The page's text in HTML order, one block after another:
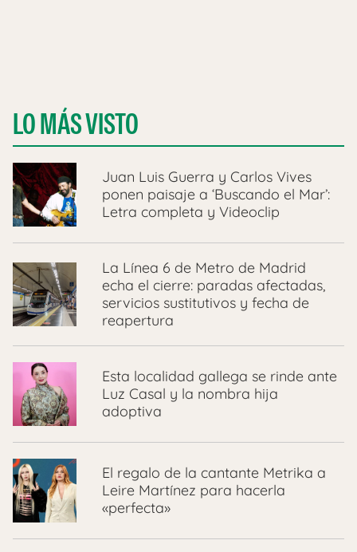
LO MÁS VISTO
Juan Luis Guerra y Carlos Vives
ponen paisaje a ‘Buscando el Mar’:
Letra completa y Videoclip
La Línea 6 de Metro de Madrid
echa el cierre: paradas afectadas,
servicios sustitutivos y fecha de
reapertura
Esta localidad gallega se rinde ante
Luz Casal y la nombra hija
adoptiva
El regalo de la cantante Metrika a
Leire Martínez para hacerla
«perfecta»